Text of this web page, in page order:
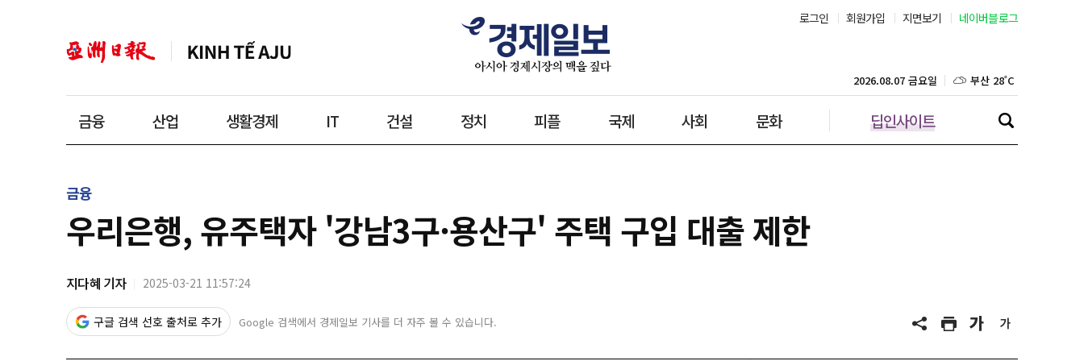
로그인 회원가입 지면보기 네이버블로그
금융 산업 생활경제 IT 건설 정치 피플 국제 사회 문화 딥인사이트
2026.08.07 금요일 부산 28˚C
대구 27˚C
강릉 26˚C
제주 29˚C
금융
우리은행, 유주택자 '강남3구·용산구' 주택 구입 대출 제한
지다혜 기자 2025-03-21 11:57:24
구글 검색 선호 출처로 추가 Google 검색에서 경제일보 기사를 더 자주 볼 수 있습니다.